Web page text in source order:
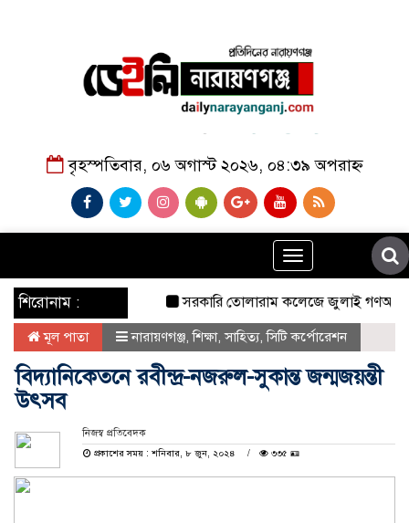
বৃহস্পতিবার, ০৬ অগাস্ট ২০২৬, ০৪:৩৯ অপরাহ্ন
Toggle
navigation
শিরোনাম : সরকারি তোলারাম কলেজে জুলাই গণঅভ্যুত্থানের
মূল পাতা নারায়ণগঞ্জ,শিক্ষা,সাহিত্য,সিটি কর্পোরেশন
বিদ্যানিকেতনে রবীন্দ্র-নজরুল-সুকান্ত জন্মজয়ন্তী
উৎসব
নিজস্ব প্রতিবেদক
প্রকাশের সময় : শনিবার, ৮ জুন, ২০২৪
৩৩৫ 🪪